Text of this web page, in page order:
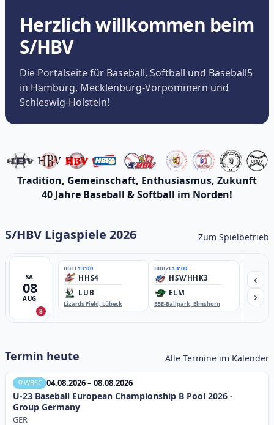
Herzlich willkommen beim
S/HBV
Die Portalseite für Baseball, Softball und Baseball5
in Hamburg, Mecklenburg-Vorpommern und
Schleswig-Holstein!
Tradition, Gemeinschaft, Enthusiasmus, Zukunft
40 Jahre Baseball & Softball im Norden!
S/HBV Ligaspiele 2026 Zum Spielbetrieb
SA
08
AUG
8
BBLL13:00
HHS4
LUB
Lizards Field, Lübeck
BBBZL13:00
HSV/HHK3
ELM
EBE-Ballpark, Elmshorn
‹
›
Termin heute Alle Termine im Kalender
WBSC 04.08.2026 – 08.08.2026
U-23 Baseball European Championship B Pool 2026 -
Group Germany
GER